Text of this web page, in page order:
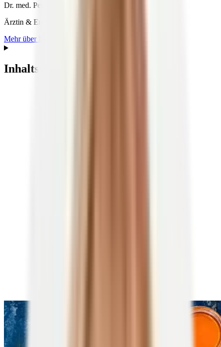
Dr. med. Petra Bracht
Ärztin & Ernährungspezialistin
Mehr über Dr. med. Petra Bracht
Inhaltsverzeichnis